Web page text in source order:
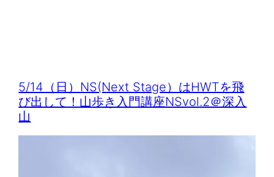
5/14（日）NS(Next Stage）はHWTを飛
び出して！山歩き入門講座NSvol.2＠深入
山